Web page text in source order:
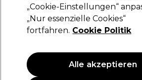
Sortieren nach:
„Cookie-Einstellungen“
„Nur essenzielle Cookies“
fortfahren. Cookie Politik
Alle akzeptieren